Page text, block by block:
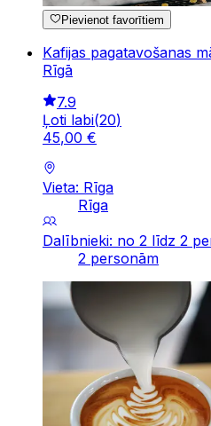
Pievienot favorītiem
Kafijas pagatavošanas
Rīgā
7.9
Ļoti labi(20)
45,00 €
Vieta: Rīga
Rīga
Dalībnieki: no 2 līdz 2
2 personām